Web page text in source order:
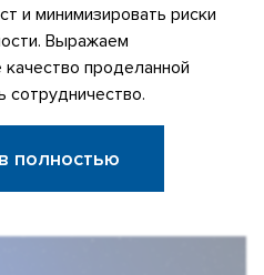
и минимизировать риски
Выражаем
проделанной
полностью